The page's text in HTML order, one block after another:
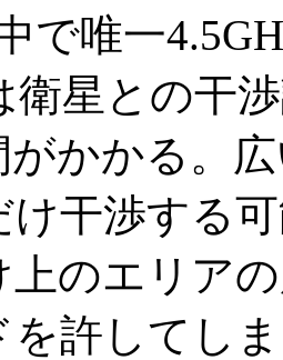
で唯一
衛星との干
がかかる。
け干渉する
上のエリア
を許してし